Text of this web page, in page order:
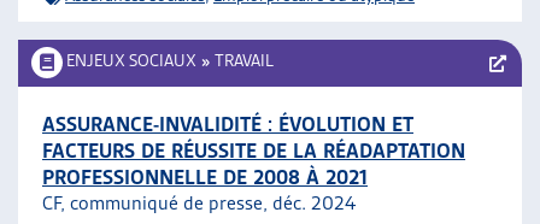
ENJEUX SOCIAUX » TRAVAIL
ASSURANCE-INVALIDITÉ : ÉVOLUTION ET
FACTEURS DE RÉUSSITE DE LA RÉADAPTATION
PROFESSIONNELLE DE 2008 À 2021
CF, communiqué de presse, déc. 2024